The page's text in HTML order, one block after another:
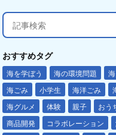
おすすめタグ
海を学ぼう 海の環境問題
海ごみ
小学生 海洋ごみ
海グルメ
体験 親子 おう
商品開発
コラボレーション